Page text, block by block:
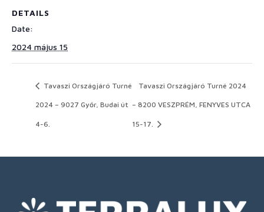
DETAILS
Date:
2024 május 15
Tavaszi Országjáró Turné
2024 – 9027 Győr, Budai út
4-6.
Tavaszi Országjáró Turné 2024
– 8200 VESZPRÉM, FENYVES UTCA
15-17.